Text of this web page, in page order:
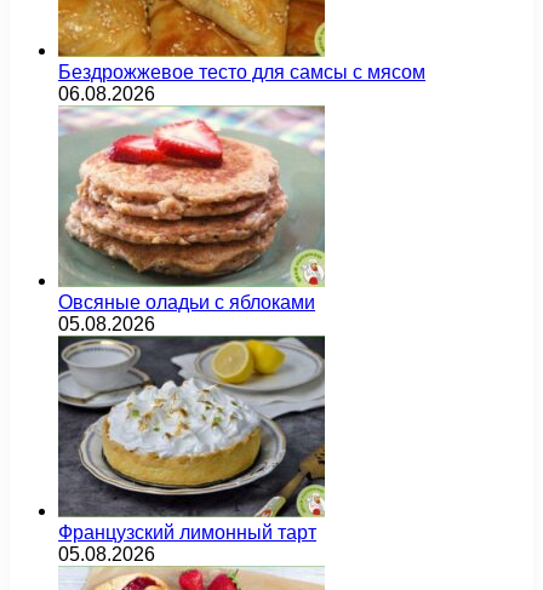
Бездрожжевое тесто для самсы с мясом
06.08.2026
Овсяные оладьи с яблоками
05.08.2026
Французский лимонный тарт
05.08.2026